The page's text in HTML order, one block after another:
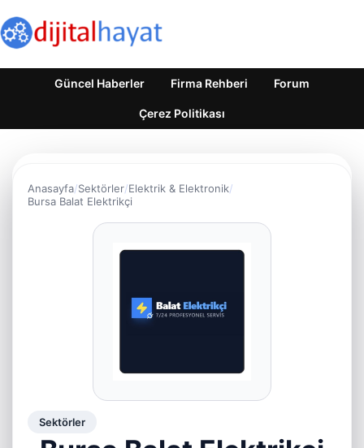
Güncel Haberler Firma Rehberi Forum
Çerez Politikası
Anasayfa Sektörler Elektrik & Elektronik
Bursa Balat Elektrikçi
Sektörler